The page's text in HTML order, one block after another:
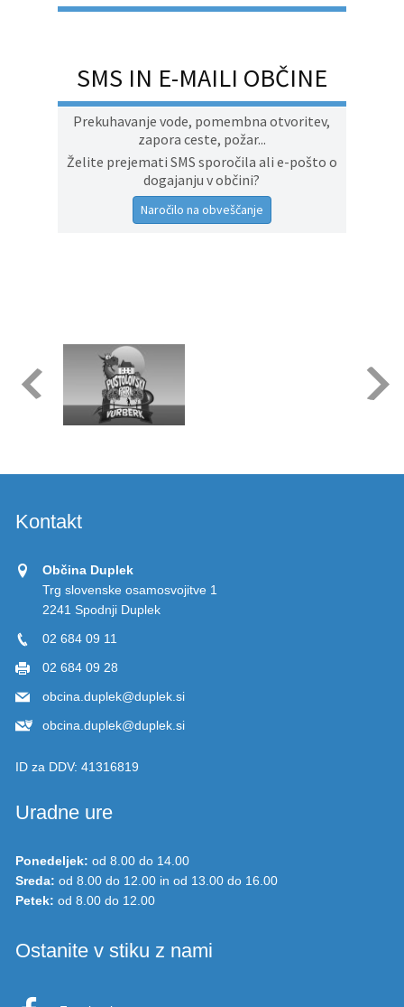
SMS IN E-MAILI OBČINE
Prekuhavanje vode, pomembna otvoritev,
zapora ceste, požar...
Želite prejemati SMS sporočila ali e-pošto o
dogajanju v občini?
Naročilo na obveščanje
Kontakt
Občina Duplek
Trg slovenske osamosvojitve 1
2241 Spodnji Duplek
02 684 09 11
02 684 09 28
obcina.duplek@duplek.si
obcina.duplek@duplek.si
ID za DDV: 41316819
Uradne ure
Ponedeljek: od 8.00 do 14.00
Sreda: od 8.00 do 12.00 in od 13.00 do 16.00
Petek: od 8.00 do 12.00
Ostanite v stiku z nami